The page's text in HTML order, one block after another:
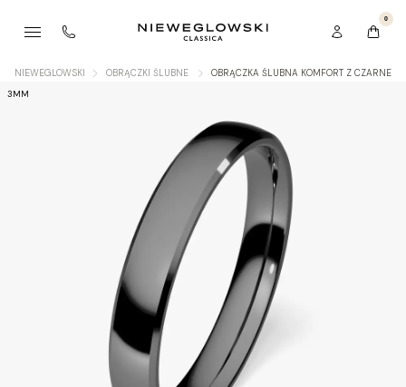
0
NIEWEGLOWSKI OBRĄCZKI ŚLUBNE OBRĄCZKA ŚLUBNA KOMFORT Z
3MM